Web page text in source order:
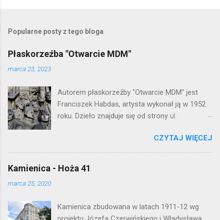
e
i
j
o
m
e
n
t
a
Popularne posty z tego bloga
Płaskorzeźba "Otwarcie MDM"
marca 23, 2023
Autorem płaskorzeźby "Otwarcie MDM" jest
Franciszek Habdas, artysta wykonał ją w 1952
roku. Dzieło znajduje się od strony ul.
warszawskiej flagowej inwestycji
mieszkaniowej lat 50. Lokalizacja: Śródmieście
CZYTAJ WIĘCEJ
Kamienica - Hoża 41
marca 25, 2020
Kamienica zbudowana w latach 1911-12 wg